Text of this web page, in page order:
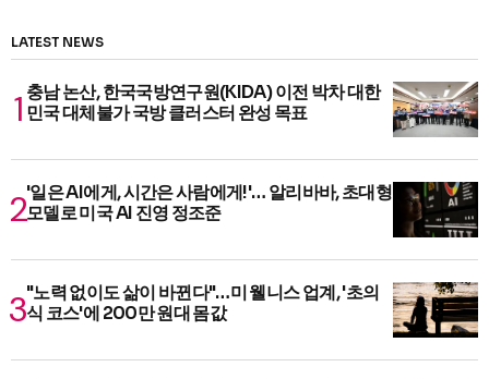
LATEST NEWS
충남 논산, 한국국방연구원(KIDA) 이전 박차 대한
민국 대체불가 국방 클러스터 완성 목표
'일은 AI에게, 시간은 사람에게!'… 알리바바, 초대형
모델로 미국 AI 진영 정조준
"노력 없이도 삶이 바뀐다"…미 웰니스 업계, '초의
식 코스'에 200만 원대 몸값